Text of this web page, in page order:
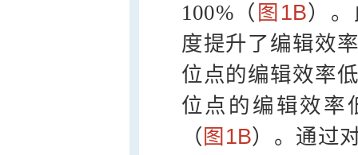
100%（ 图1B）
度提升了编辑效
位点的编辑效率
位点的编辑效率
（ 图1B）。通过